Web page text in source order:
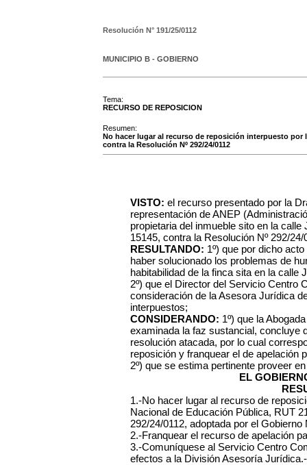
Resolución N° 191/25/0112
MUNICIPIO B - GOBIERNO
Tema:
RECURSO DE REPOSICION
Resumen:
No hacer lugar al recurso de reposición interpuesto por
contra la Resolución Nº 292/24/0112
VISTO: el recurso presentado por la
representación de ANEP
propietaria del inmueble sito en la calle
15145, contra la Resolución Nº 292/
RESULTANDO: 1º) que por dicho
haber solucionado los problemas de
habitabilidad de la finca sita en la calle
2º) que el Director del Servicio Centro
consideración de la Asesora Jurídica
interpuestos;
CONSIDERANDO: 1º) que la
examinada la faz sustancial, concluye
resolución atacada, por lo cual
reposición y franquear el de apelación
2º) que se estima pertinente proveer
EL
1.-No hacer lugar al recurso de
Nacional de Educación Pública, RUT
292/24/0112, adoptada por el
2.-Franquear el recurso de apelación
3.-Comuníquese al Servicio Centro
efectos a la División Asesoría Jurídica.-